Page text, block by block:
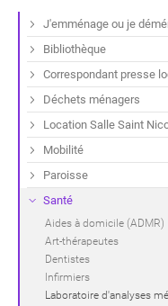
J'emménage ou je
Bibliothèque
Correspondant presse
Déchets ménagers
Location Salle Saint
Mobilité
Paroisse
Santé
Aides à domicile (ADMR)
Art-thérapeutes
Dentistes
Infirmiers
Laboratoire d'analyses